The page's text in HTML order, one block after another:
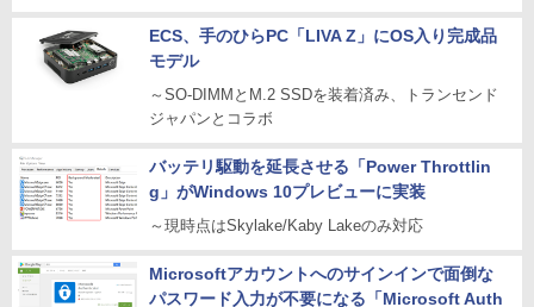
ECS、手のひらPC「LIVA Z」にOS入り完成品
モデル
～SO-DIMMとM.2 SSDを装着済み、トランセンド
ジャパンとコラボ
バッテリ駆動を延長させる「Power Throttlin
g」がWindows 10プレビューに実装
～現時点はSkylake/Kaby Lakeのみ対応
Microsoftアカウントへのサインインで面倒な
パスワード入力が不要になる「Microsoft Auth